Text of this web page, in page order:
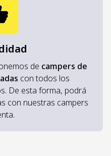
de campers de
con todos los
De esta forma, podrá
con nuestras campers